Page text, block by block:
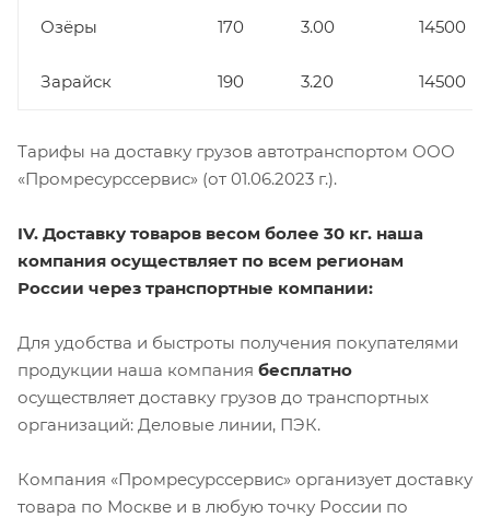
Озёры 170 3.00 14500
Зарайск 190 3.20 14500
Тарифы на доставку грузов автотранспортом ООО
«Промресурссервис» (от 01.06.2023 г.).
IV. Доставку товаров весом более 30 кг. наша
компания осуществляет по всем регионам
России через транспортные компании:
Для удобства и быстроты получения покупателями
продукции наша компания бесплатно
осуществляет доставку грузов до транспортных
организаций: Деловые линии, ПЭК.
Компания «Промресурссервис» организует доставку
товара по Москве и в любую точку России по